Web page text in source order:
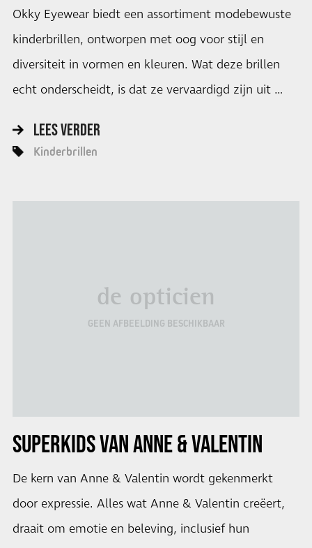
Okky Eyewear biedt een assortiment modebewuste
kinderbrillen, ontworpen met oog voor stijl en
diversiteit in vormen en kleuren. Wat deze brillen
echt onderscheidt, is dat ze vervaardigd zijn uit …
LEES VERDER
Kinderbrillen
de opticien
GEEN AFBEELDING BESCHIKBAAR
SUPERKIDS VAN ANNE & VALENTIN
De kern van Anne & Valentin wordt gekenmerkt
door expressie. Alles wat Anne & Valentin creëert,
draait om emotie en beleving, inclusief hun